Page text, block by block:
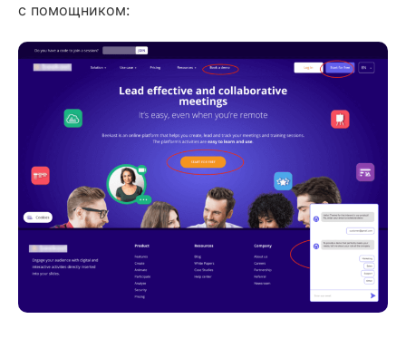
с помощником: